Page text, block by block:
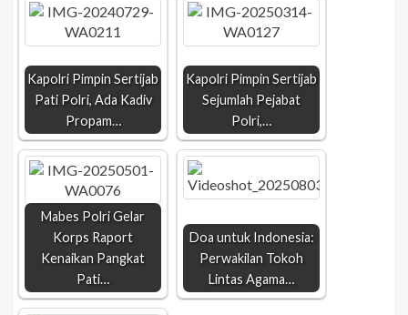
Kapolri Pimpin Sertijab
Pati Polri, Ada Kadiv
Propam…
Kapolri Pimpin Sertijab
Sejumlah Pejabat
Polri,…
Mabes Polri Gelar
Korps Raport
Kenaikan Pangkat
Pati…
Doa untuk Indonesia:
Perwakilan Tokoh
Lintas Agama…